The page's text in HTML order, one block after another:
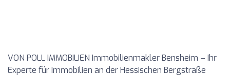
VON POLL IMMOBILIEN Immobilienmakler Bensheim – Ihr
Experte für Immobilien an der Hessischen Bergstraße